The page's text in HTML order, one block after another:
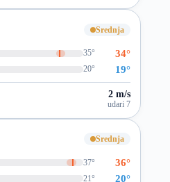
Srednja
35° 34°
20° 19°
2 m/s
udari 7
Srednja
37° 36°
21° 20°